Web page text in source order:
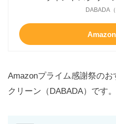
DABADA（
Amazonプライム感謝祭の
クリーン（DABADA）です。